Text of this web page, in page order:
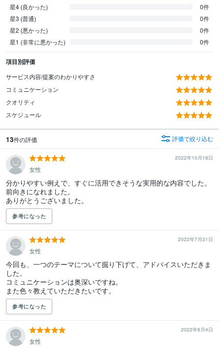
星4 (良かった)
0件
星3 (普通)
0件
星2 (悪かった)
0件
星1 (非常に悪かった)
0件
項目別評価
サービス内容/提案のわかりやすさ
コミュニケーション
クオリティ
スケジュール
13件の評価 評価で絞り込む
2022年10月18日
女性
分かりやすい例えで、すぐに活用できそうな実用的な内容でした。
前向きになれました。
ありがとうございました。
参考になった
2022年7月21日
女性
今回も、一つのテーマについて掘り下げて、アドバイスいただきま
した。
コミュニケーションは奥深いですね。
また色々教えていただきたいです。
参考になった
2022年6月4日
女性